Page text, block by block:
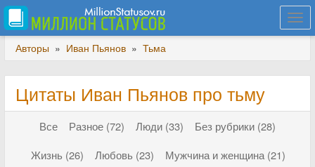
Авторы » Иван Пьянов » Тьма
Цитаты Иван Пьянов про тьму
Все Разное (72) Люди (33)
Без рубрики (28)
Жизнь (26)
Любовь (23)
Мужчина и женщина (21)